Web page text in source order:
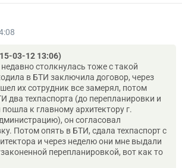
03-12 13:06)
столкнулась тоже с такой
в БТИ заключила договор, через
их сотрудник все замерял, потом
два техпаспорта (до перепланировки и
пошла к главному архитектору г.
он согласовал
Потом опять в БТИ, сдала техпаспорт с
и через неделю они мне выдали
перепланировкой, вот как то